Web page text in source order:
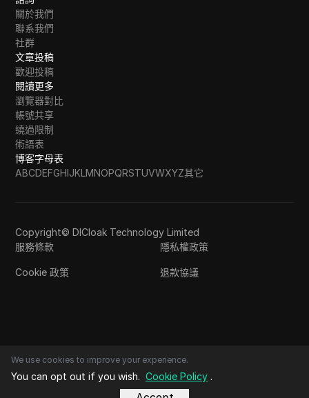
關於我們
聯系我們
社群
文章投稿
歡迎投稿
閱讀更多
瀏覽器對比
帳號共享
繞過限制
術語表
博客字母表
ABCDEFGHIJKLMNOPQRSTUVWXYZ其它
Copyright© DICloak Technology Limited
服務條款
隱私權政策
Cookie 政策 退款協議
We use cookies to improve your experience.
You can opt out if you wish. Cookie Policy .